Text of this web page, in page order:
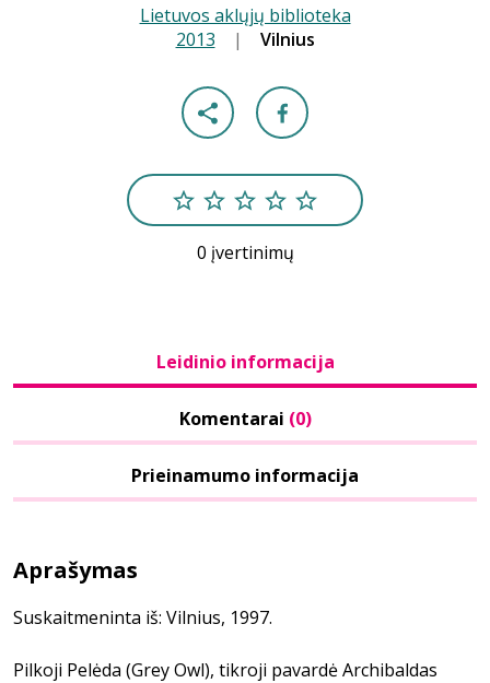
Lietuvos aklųjų biblioteka
2013 | Vilnius
0 įvertinimų
Leidinio informacija
Komentarai (0)
Prieinamumo informacija
Aprašymas
Suskaitmeninta iš: Vilnius, 1997.
Pilkoji Pelėda (Grey Owl), tikroji pavardė Archibaldas